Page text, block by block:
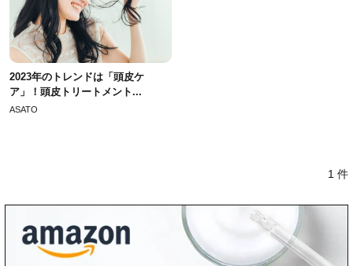
2023年のトレンドは「頭皮ケ
ア」！頭皮トリートメント...
ASATO
1 件